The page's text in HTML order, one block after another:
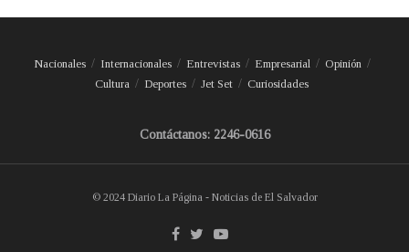
Nacionales Internacionales Entrevistas Empresarial
Opinión
Cultura
Deportes Jet Set Curiosidades
Contáctanos: 2246-0616
© 2024 Diario La Página - Noticias de El Salvador